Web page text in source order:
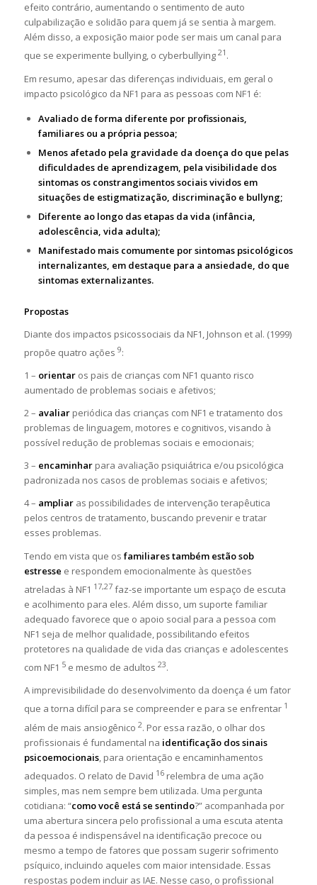
efeito contrário, aumentando o sentimento de auto
culpabilização e solidão para quem já se sentia à margem.
Além disso, a exposição maior pode ser mais um canal para
que se experimente bullying, o cyberbullying 21 .
Em resumo, apesar das diferenças individuais, em geral o
impacto psicológico da NF1 para as pessoas com NF1 é:
Avaliado de forma diferente por profissionais,
familiares ou a própria pessoa;
Menos afetado pela gravidade da doença do que pelas
dificuldades de aprendizagem, pela visibilidade dos
sintomas os constrangimentos sociais vividos em
situações de estigmatização, discriminação e bullyng;
Diferente ao longo das etapas da vida (infância,
adolescência, vida adulta);
Manifestado mais comumente por sintomas psicológicos
internalizantes, em destaque para a ansiedade, do que
sintomas externalizantes.
Propostas
Diante dos impactos psicossociais da NF1, Johnson et al. (1999)
propõe quatro ações 9:
1 – orientaros pais de crianças com NF1 quanto risco
aumentado de problemas sociais e afetivos;
2 – avaliarperiódica das crianças com NF1 e tratamento dos
problemas de linguagem, motores e cognitivos, visando à
possível redução de problemas sociais e emocionais;
3 – encaminharpara avaliação psiquiátrica e/ou psicológica
padronizada nos casos de problemas sociais e afetivos;
4 – ampliaras possibilidades de intervenção terapêutica
pelos centros de tratamento, buscando prevenir e tratar
esses problemas.
Tendo em vista que os familiares também estão sob
estresse e respondem emocionalmente às questões
atreladas à NF1 17,27faz-se importante um espaço de escuta
e acolhimento para eles. Além disso, um suporte familiar
adequado favorece que o apoio social para a pessoa com
NF1 seja de melhor qualidade, possibilitando efeitos
protetores na qualidade de vida das crianças e adolescentes
com NF1 5e mesmo de adultos 23.
A imprevisibilidade do desenvolvimento da doença é um fator
que a torna difícil para se compreender e para se enfrentar 1
além de mais ansiogênico 2. Por essa razão, o olhar dos
profissionais é fundamental na identificação dos sinais
psicoemocionais, para orientação e encaminhamentos
adequados. O relato de David 16relembra de uma ação
simples, mas nem sempre bem utilizada. Uma pergunta
cotidiana: “como você está se sentindo?” acompanhada por
uma abertura sincera pelo profissional a uma escuta atenta
da pessoa é indispensável na identificação precoce ou
mesmo a tempo de fatores que possam sugerir sofrimento
psíquico, incluindo aqueles com maior intensidade. Essas
respostas podem incluir as IAE. Nesse caso, o profissional